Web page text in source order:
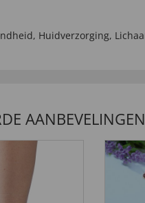
, Huidverzorging,